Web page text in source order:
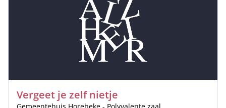
Vergeet je zelf nietje